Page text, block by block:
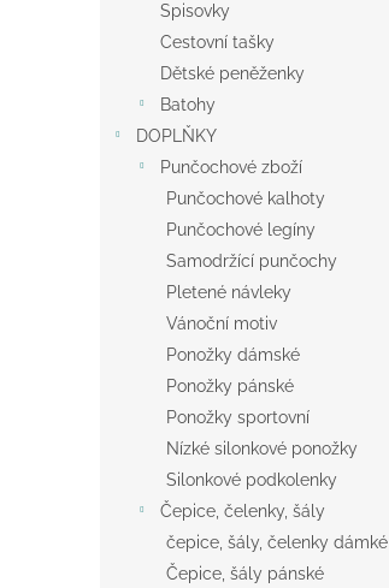
Spisovky
Cestovní tašky
Dětské peněženky
Batohy
DOPLŇKY
Punčochové zboží
Punčochové kalhoty
Punčochové legíny
Samodržící punčochy
Pletené návleky
Vánoční motiv
Ponožky dámské
Ponožky pánské
Ponožky sportovní
Nízké silonkové ponožky
Silonkové podkolenky
Čepice, čelenky, šály
čepice, šály, čelenky dámké
Čepice, šály pánské